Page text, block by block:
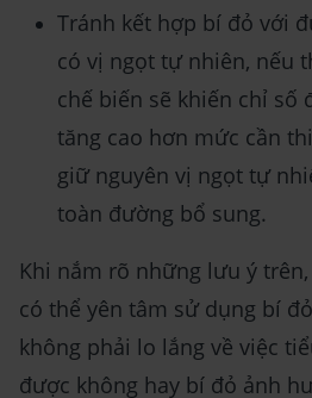
Tránh kết hợp bí đỏ với
có vị ngọt tự nhiên, nếu
chế biến sẽ khiến chỉ số
tăng cao hơn mức cần
giữ nguyên vị ngọt tự
toàn đường bổ sung.
Khi nắm rõ những lưu ý
có thể yên tâm sử dụng bí
không phải lo lắng về việc
được không hay bí đỏ ảnh